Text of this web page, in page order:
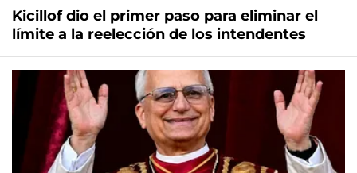
Kicillof dio el primer paso para eliminar el
límite a la reelección de los intendentes